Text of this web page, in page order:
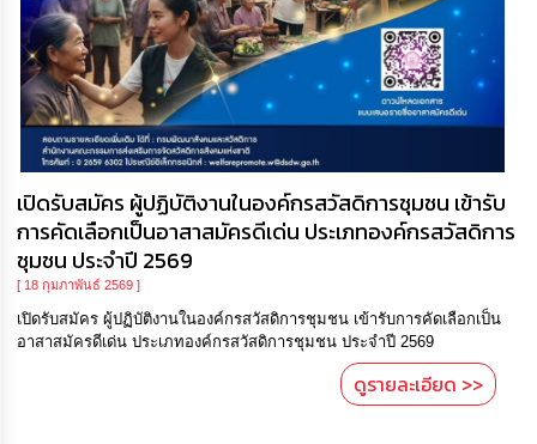
เปิดรับสมัคร ผู้ปฏิบัติงานในองค์กรสวัสดิการชุมชน เข้ารับ
การคัดเลือกเป็นอาสาสมัครดีเด่น ประเภทองค์กรสวัสดิการ
ชุมชน ประจำปี 2569
[ 18 กุมภาพันธ์ 2569 ]
เปิดรับสมัคร ผู้ปฏิบัติงานในองค์กรสวัสดิการชุมชน เข้ารับการคัดเลือกเป็น
อาสาสมัครดีเด่น ประเภทองค์กรสวัสดิการชุมชน ประจำปี 2569
ดูรายละเอียด >>